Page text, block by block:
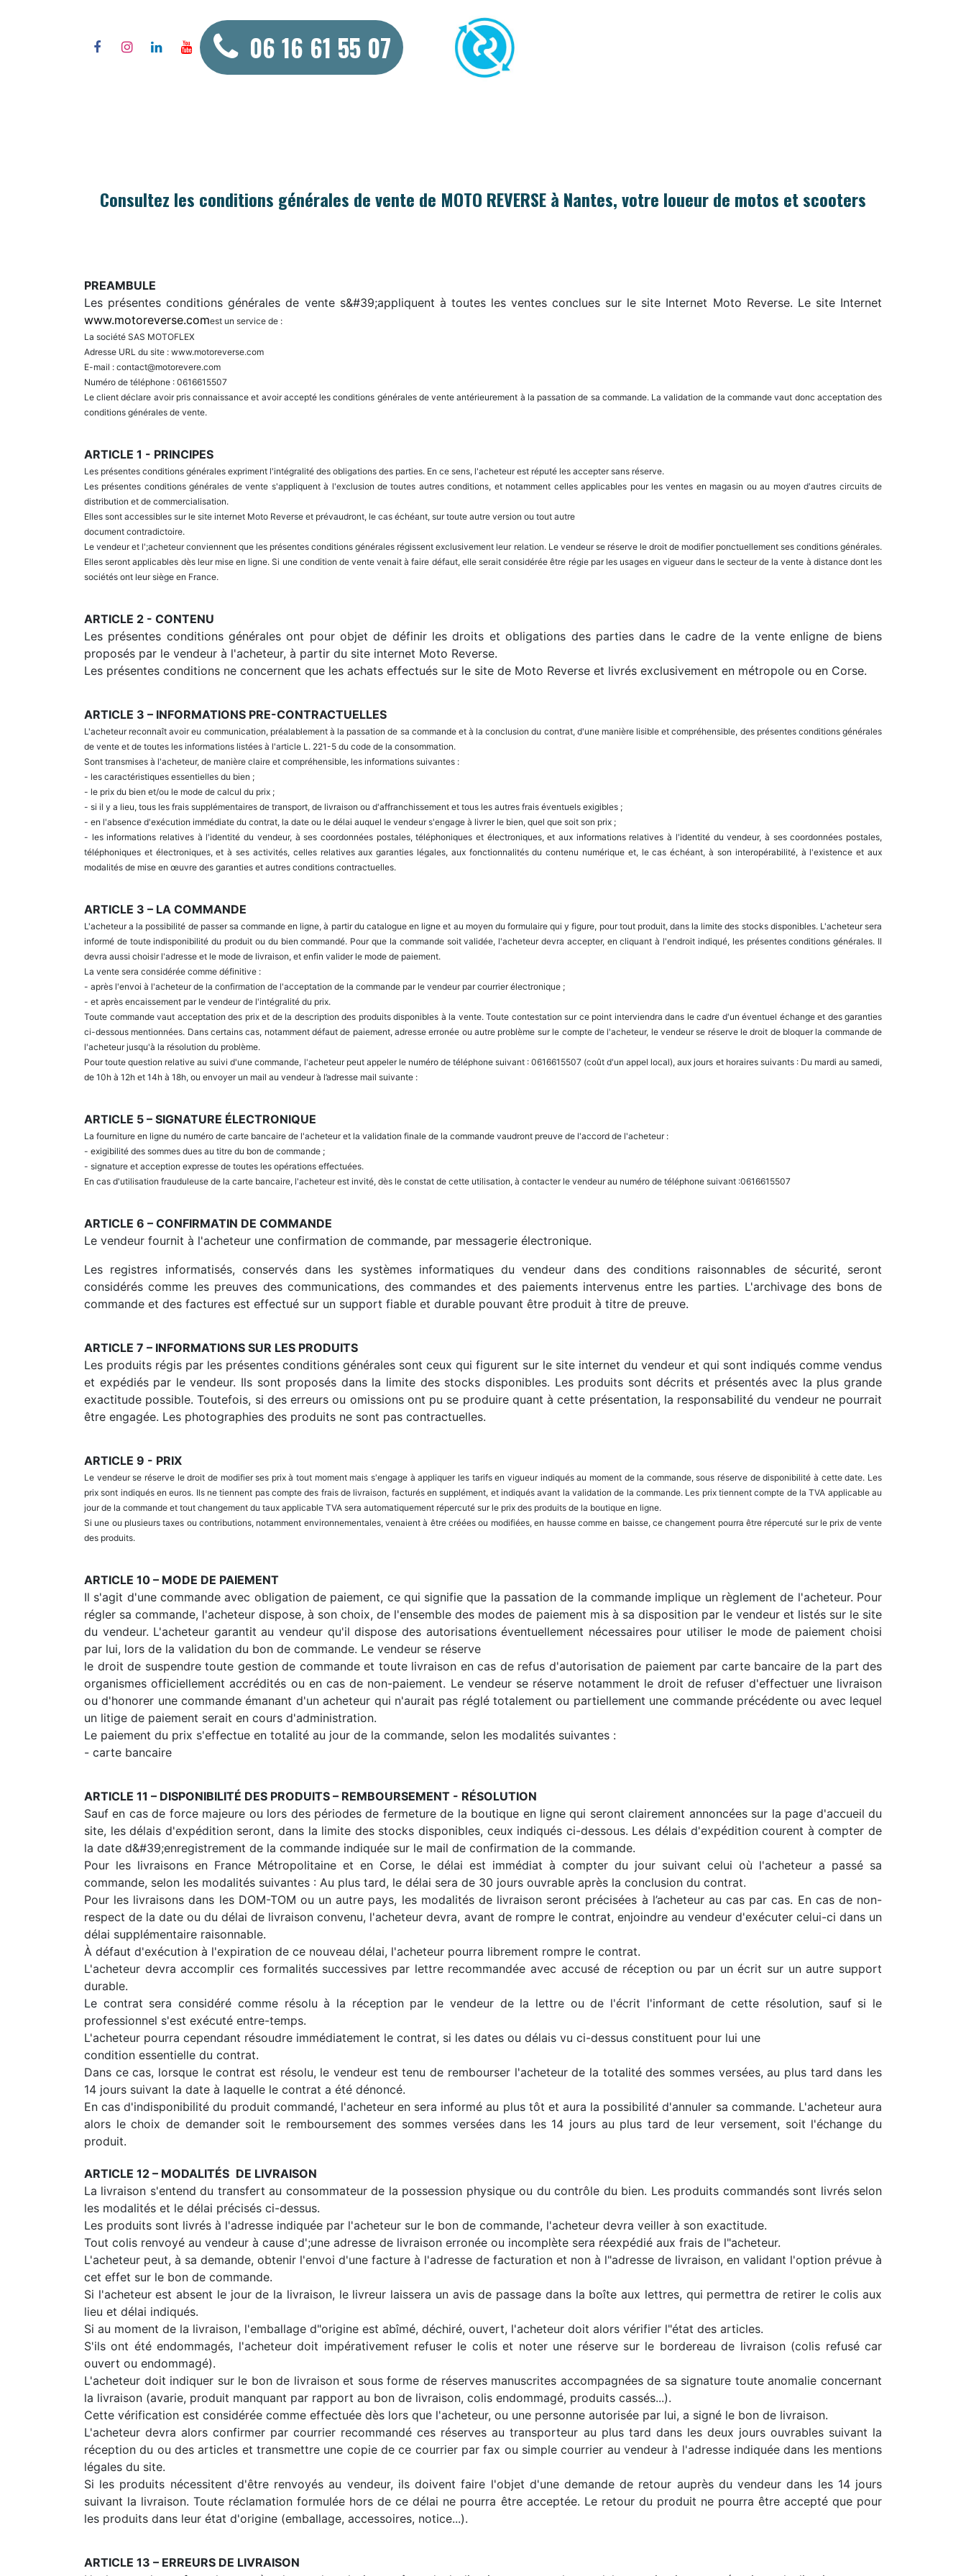
06 16 61 55 07
Consultez les conditions générales de vente de MOTO REVERSE à Nantes, votre loueur de motos et scooters
PREAMBULE
Les présentes conditions générales de vente s&#39;appliquent à toutes les ventes conclues sur le site Internet Moto Reverse. Le site Internet
www.motoreverse.comest un service de :
La société SAS MOTOFLEX
Adresse URL du site : www.motoreverse.com
E-mail : contact@motorevere.com
Numéro de téléphone : 0616615507
Le client déclare avoir pris connaissance et avoir accepté les conditions générales de vente antérieurement à la passation de sa commande. La validation de la commande vaut donc acceptation des
conditions générales de vente.
ARTICLE 1 - PRINCIPES
Les présentes conditions générales expriment l'intégralité des obligations des parties. En ce sens, l'acheteur est réputé les accepter sans réserve.
Les présentes conditions générales de vente s'appliquent à l'exclusion de toutes autres conditions, et notamment celles applicables pour les ventes en magasin ou au moyen d'autres circuits de
distribution et de commercialisation.
Elles sont accessibles sur le site internet Moto Reverse et prévaudront, le cas échéant, sur toute autre version ou tout autre
document contradictoire.
Le vendeur et l';acheteur conviennent que les présentes conditions générales régissent exclusivement leur relation. Le vendeur se réserve le droit de modifier ponctuellement ses conditions générales.
Elles seront applicables dès leur mise en ligne. Si une condition de vente venait à faire défaut, elle serait considérée être régie par les usages en vigueur dans le secteur de la vente à distance dont les
sociétés ont leur siège en France.
ARTICLE 2 - CONTENU
Les présentes conditions générales ont pour objet de définir les droits et obligations des parties dans le cadre de la vente enligne de biens
proposés par le vendeur à l'acheteur, à partir du site internet Moto Reverse.
Les présentes conditions ne concernent que les achats effectués sur le site de Moto Reverse et livrés exclusivement en métropole ou en Corse.
ARTICLE 3 – INFORMATIONS PRE-CONTRACTUELLES
L'acheteur reconnaît avoir eu communication, préalablement à la passation de sa commande et à la conclusion du contrat, d'une manière lisible et compréhensible, des présentes conditions générales
de vente et de toutes les informations listées à l'article L. 221-5 du code de la consommation.
Sont transmises à l'acheteur, de manière claire et compréhensible, les informations suivantes :
- les caractéristiques essentielles du bien ;
- le prix du bien et/ou le mode de calcul du prix ;
- si il y a lieu, tous les frais supplémentaires de transport, de livraison ou d'affranchissement et tous les autres frais éventuels exigibles ;
- en l'absence d'exécution immédiate du contrat, la date ou le délai auquel le vendeur s'engage à livrer le bien, quel que soit son prix ;
- les informations relatives à l'identité du vendeur, à ses coordonnées postales, téléphoniques et électroniques, et aux informations relatives à l'identité du vendeur, à ses coordonnées postales,
téléphoniques et électroniques, et à ses activités, celles relatives aux garanties légales, aux fonctionnalités du contenu numérique et, le cas échéant, à son interopérabilité, à l'existence et aux
modalités de mise en œuvre des garanties et autres conditions contractuelles.
ARTICLE 3 – LA COMMANDE
L'acheteur a la possibilité de passer sa commande en ligne, à partir du catalogue en ligne et au moyen du formulaire qui y figure, pour tout produit, dans la limite des stocks disponibles. L'acheteur sera
informé de toute indisponibilité du produit ou du bien commandé. Pour que la commande soit validée, l'acheteur devra accepter, en cliquant à l'endroit indiqué, les présentes conditions générales. Il
devra aussi choisir l'adresse et le mode de livraison, et enfin valider le mode de paiement.
La vente sera considérée comme définitive :
- après l'envoi à l'acheteur de la confirmation de l'acceptation de la commande par le vendeur par courrier électronique ;
- et après encaissement par le vendeur de l'intégralité du prix.
Toute commande vaut acceptation des prix et de la description des produits disponibles à la vente. Toute contestation sur ce point interviendra dans le cadre d'un éventuel échange et des garanties
ci-dessous mentionnées. Dans certains cas, notamment défaut de paiement, adresse erronée ou autre problème sur le compte de l'acheteur, le vendeur se réserve le droit de bloquer la commande de
l'acheteur jusqu'à la résolution du problème.
Pour toute question relative au suivi d'une commande, l'acheteur peut appeler le numéro de téléphone suivant : 0616615507 (coût d'un appel local), aux jours et horaires suivants : Du mardi au samedi,
de 10h à 12h et 14h à 18h, ou envoyer un mail au vendeur à l’adresse mail suivante :
ARTICLE 5 – SIGNATURE ÉLECTRONIQUE
La fourniture en ligne du numéro de carte bancaire de l'acheteur et la validation finale de la commande vaudront preuve de l'accord de l'acheteur :
- exigibilité des sommes dues au titre du bon de commande ;
- signature et acception expresse de toutes les opérations effectuées.
En cas d'utilisation frauduleuse de la carte bancaire, l'acheteur est invité, dès le constat de cette utilisation, à contacter le vendeur au numéro de téléphone suivant :0616615507
ARTICLE 6 – CONFIRMATIN DE COMMANDE
Le vendeur fournit à l'acheteur une confirmation de commande, par messagerie électronique.
Les registres informatisés, conservés dans les systèmes informatiques du vendeur dans des conditions raisonnables de sécurité, seront
considérés comme les preuves des communications, des commandes et des paiements intervenus entre les parties. L'archivage des bons de
commande et des factures est effectué sur un support fiable et durable pouvant être produit à titre de preuve.
ARTICLE 7 – INFORMATIONS SUR LES PRODUITS
Les produits régis par les présentes conditions générales sont ceux qui figurent sur le site internet du vendeur et qui sont indiqués comme vendus
et expédiés par le vendeur. Ils sont proposés dans la limite des stocks disponibles. Les produits sont décrits et présentés avec la plus grande
exactitude possible. Toutefois, si des erreurs ou omissions ont pu se produire quant à cette présentation, la responsabilité du vendeur ne pourrait
être engagée. Les photographies des produits ne sont pas contractuelles.
ARTICLE 9 - PRIX
Le vendeur se réserve le droit de modifier ses prix à tout moment mais s'engage à appliquer les tarifs en vigueur indiqués au moment de la commande, sous réserve de disponibilité à cette date. Les
prix sont indiqués en euros. Ils ne tiennent pas compte des frais de livraison, facturés en supplément, et indiqués avant la validation de la commande. Les prix tiennent compte de la TVA applicable au
jour de la commande et tout changement du taux applicable TVA sera automatiquement répercuté sur le prix des produits de la boutique en ligne.
Si une ou plusieurs taxes ou contributions, notamment environnementales, venaient à être créées ou modifiées, en hausse comme en baisse, ce changement pourra être répercuté sur le prix de vente
des produits.
ARTICLE 10 – MODE DE PAIEMENT
Il s'agit d'une commande avec obligation de paiement, ce qui signifie que la passation de la commande implique un règlement de l'acheteur. Pour
régler sa commande, l'acheteur dispose, à son choix, de l'ensemble des modes de paiement mis à sa disposition par le vendeur et listés sur le site
du vendeur. L'acheteur garantit au vendeur qu'il dispose des autorisations éventuellement nécessaires pour utiliser le mode de paiement choisi
par lui, lors de la validation du bon de commande. Le vendeur se réserve
le droit de suspendre toute gestion de commande et toute livraison en cas de refus d'autorisation de paiement par carte bancaire de la part des
organismes officiellement accrédités ou en cas de non-paiement. Le vendeur se réserve notamment le droit de refuser d'effectuer une livraison
ou d'honorer une commande émanant d'un acheteur qui n'aurait pas réglé totalement ou partiellement une commande précédente ou avec lequel
un litige de paiement serait en cours d'administration.
Le paiement du prix s'effectue en totalité au jour de la commande, selon les modalités suivantes :
- carte bancaire
ARTICLE 11 – DISPONIBILITÉ DES PRODUITS – REMBOURSEMENT - RÉSOLUTION
Sauf en cas de force majeure ou lors des périodes de fermeture de la boutique en ligne qui seront clairement annoncées sur la page d'accueil du
site, les délais d'expédition seront, dans la limite des stocks disponibles, ceux indiqués ci-dessous. Les délais d'expédition courent à compter de
la date d&#39;enregistrement de la commande indiquée sur le mail de confirmation de la commande.
Pour les livraisons en France Métropolitaine et en Corse, le délai est immédiat à compter du jour suivant celui où l'acheteur a passé sa
commande, selon les modalités suivantes : Au plus tard, le délai sera de 30 jours ouvrable après la conclusion du contrat.
Pour les livraisons dans les DOM-TOM ou un autre pays, les modalités de livraison seront précisées à l’acheteur au cas par cas. En cas de non-
respect de la date ou du délai de livraison convenu, l'acheteur devra, avant de rompre le contrat, enjoindre au vendeur d'exécuter celui-ci dans un
délai supplémentaire raisonnable.
À défaut d'exécution à l'expiration de ce nouveau délai, l'acheteur pourra librement rompre le contrat.
L'acheteur devra accomplir ces formalités successives par lettre recommandée avec accusé de réception ou par un écrit sur un autre support
durable.
Le contrat sera considéré comme résolu à la réception par le vendeur de la lettre ou de l'écrit l'informant de cette résolution, sauf si le
professionnel s'est exécuté entre-temps.
L'acheteur pourra cependant résoudre immédiatement le contrat, si les dates ou délais vu ci-dessus constituent pour lui une
condition essentielle du contrat.
Dans ce cas, lorsque le contrat est résolu, le vendeur est tenu de rembourser l'acheteur de la totalité des sommes versées, au plus tard dans les
14 jours suivant la date à laquelle le contrat a été dénoncé.
En cas d'indisponibilité du produit commandé, l'acheteur en sera informé au plus tôt et aura la possibilité d'annuler sa commande. L'acheteur aura
alors le choix de demander soit le remboursement des sommes versées dans les 14 jours au plus tard de leur versement, soit l'échange du
produit.
ARTICLE 12 – MODALITÉS DE LIVRAISON
La livraison s'entend du transfert au consommateur de la possession physique ou du contrôle du bien. Les produits commandés sont livrés selon
les modalités et le délai précisés ci-dessus.
Les produits sont livrés à l'adresse indiquée par l'acheteur sur le bon de commande, l'acheteur devra veiller à son exactitude.
Tout colis renvoyé au vendeur à cause d';une adresse de livraison erronée ou incomplète sera réexpédié aux frais de l"acheteur.
L'acheteur peut, à sa demande, obtenir l'envoi d'une facture à l'adresse de facturation et non à l"adresse de livraison, en validant l'option prévue à
cet effet sur le bon de commande.
Si l'acheteur est absent le jour de la livraison, le livreur laissera un avis de passage dans la boîte aux lettres, qui permettra de retirer le colis aux
lieu et délai indiqués.
Si au moment de la livraison, l'emballage d"origine est abîmé, déchiré, ouvert, l'acheteur doit alors vérifier l"état des articles.
S'ils ont été endommagés, l'acheteur doit impérativement refuser le colis et noter une réserve sur le bordereau de livraison (colis refusé car
ouvert ou endommagé).
L'acheteur doit indiquer sur le bon de livraison et sous forme de réserves manuscrites accompagnées de sa signature toute anomalie concernant
la livraison (avarie, produit manquant par rapport au bon de livraison, colis endommagé, produits cassés...).
Cette vérification est considérée comme effectuée dès lors que l'acheteur, ou une personne autorisée par lui, a signé le bon de livraison.
L'acheteur devra alors confirmer par courrier recommandé ces réserves au transporteur au plus tard dans les deux jours ouvrables suivant la
réception du ou des articles et transmettre une copie de ce courrier par fax ou simple courrier au vendeur à l'adresse indiquée dans les mentions
légales du site.
Si les produits nécessitent d'être renvoyés au vendeur, ils doivent faire l'objet d'une demande de retour auprès du vendeur dans les 14 jours
suivant la livraison. Toute réclamation formulée hors de ce délai ne pourra être acceptée. Le retour du produit ne pourra être accepté que pour
les produits dans leur état d'origine (emballage, accessoires, notice...).
ARTICLE 13 – ERREURS DE LIVRAISON